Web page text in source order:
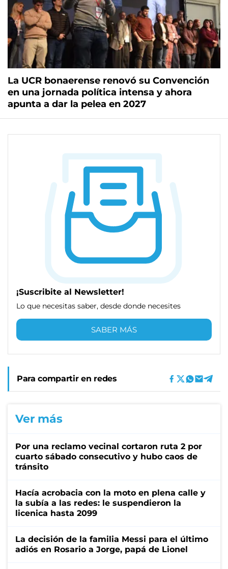
La UCR bonaerense renovó su Convención
en una jornada política intensa y ahora
apunta a dar la pelea en 2027
¡Suscribite al Newsletter!
Lo que necesitas saber, desde donde necesites
SABER MÁS
Para compartir en redes
Ver más
Por una reclamo vecinal cortaron ruta 2 por
cuarto sábado consecutivo y hubo caos de
tránsito
Hacía acrobacia con la moto en plena calle y
la subía a las redes: le suspendieron la
licenica hasta 2099
La decisión de la familia Messi para el último
adiós en Rosario a Jorge, papá de Lionel